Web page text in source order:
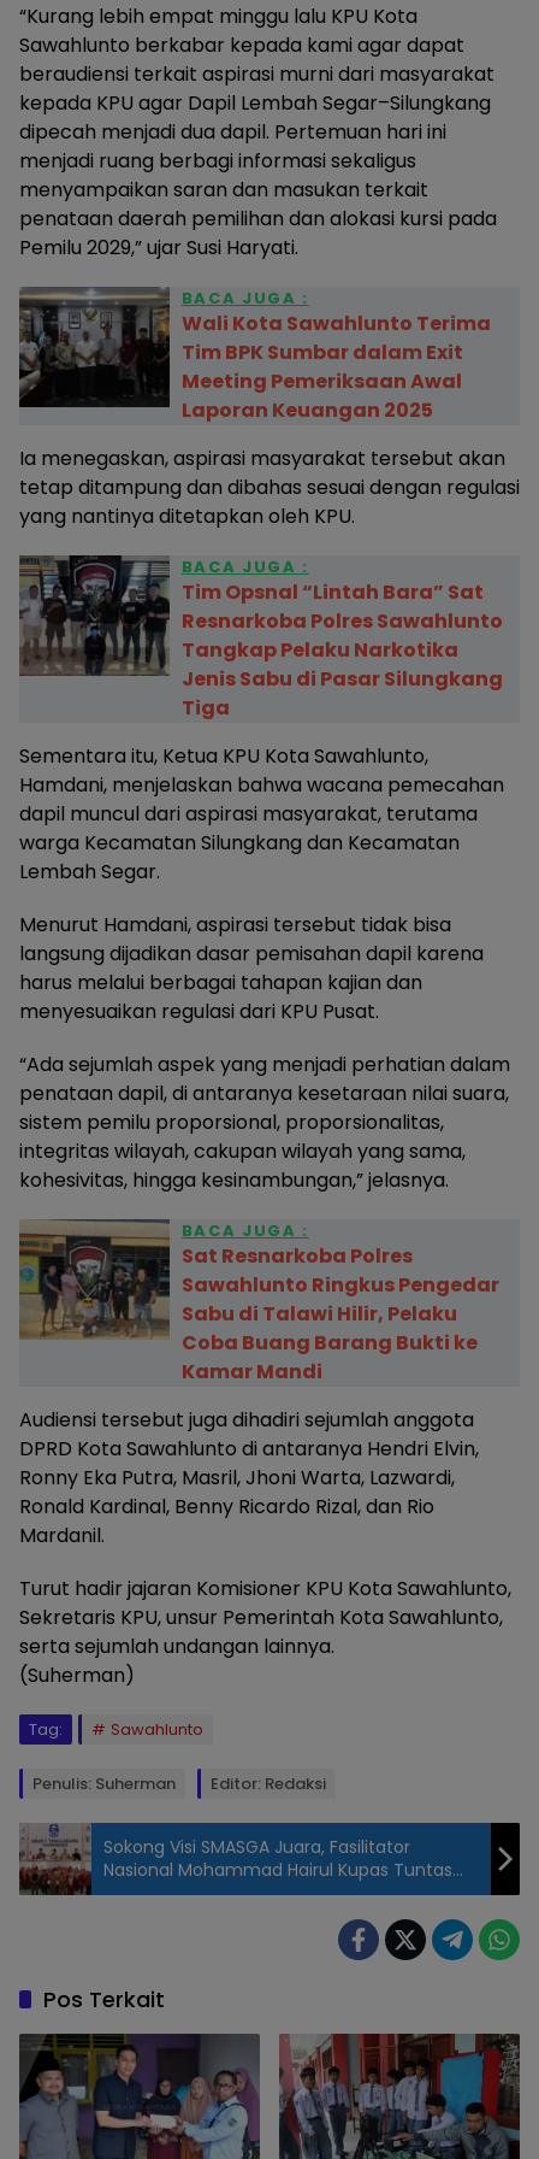
“Kurang lebih empat minggu lalu KPU Kota
Sawahlunto berkabar kepada kami agar dapat
beraudiensi terkait aspirasi murni dari masyarakat
kepada KPU agar Dapil Lembah Segar–Silungkang
dipecah menjadi dua dapil. Pertemuan hari ini
menjadi ruang berbagi informasi sekaligus
menyampaikan saran dan masukan terkait
penataan daerah pemilihan dan alokasi kursi pada
Pemilu 2029,” ujar Susi Haryati.
BACA JUGA :
Wali Kota Sawahlunto Terima
Tim BPK Sumbar dalam Exit
Meeting Pemeriksaan Awal
Laporan Keuangan 2025
Ia menegaskan, aspirasi masyarakat tersebut akan
tetap ditampung dan dibahas sesuai dengan regulasi
yang nantinya ditetapkan oleh KPU.
BACA JUGA :
Tim Opsnal “Lintah Bara” Sat
Resnarkoba Polres Sawahlunto
Tangkap Pelaku Narkotika
Jenis Sabu di Pasar Silungkang
Tiga
Sementara itu, Ketua KPU Kota Sawahlunto,
Hamdani, menjelaskan bahwa wacana pemecahan
dapil muncul dari aspirasi masyarakat, terutama
warga Kecamatan Silungkang dan Kecamatan
Lembah Segar.
Menurut Hamdani, aspirasi tersebut tidak bisa
langsung dijadikan dasar pemisahan dapil karena
harus melalui berbagai tahapan kajian dan
menyesuaikan regulasi dari KPU Pusat.
“Ada sejumlah aspek yang menjadi perhatian dalam
penataan dapil, di antaranya kesetaraan nilai suara,
sistem pemilu proporsional, proporsionalitas,
integritas wilayah, cakupan wilayah yang sama,
kohesivitas, hingga kesinambungan,” jelasnya.
BACA JUGA :
Sat Resnarkoba Polres
Sawahlunto Ringkus Pengedar
Sabu di Talawi Hilir, Pelaku
Coba Buang Barang Bukti ke
Kamar Mandi
Audiensi tersebut juga dihadiri sejumlah anggota
DPRD Kota Sawahlunto di antaranya Hendri Elvin,
Ronny Eka Putra, Masril, Jhoni Warta, Lazwardi,
Ronald Kardinal, Benny Ricardo Rizal, dan Rio
Mardanil.
Turut hadir jajaran Komisioner KPU Kota Sawahlunto,
Sekretaris KPU, unsur Pemerintah Kota Sawahlunto,
serta sejumlah undangan lainnya.
(Suherman)
Tag: Sawahlunto
Penulis: Suherman Editor: Redaksi
audiensi
Kota
Sawahlunto
terkait
penataan
Sokong Visi SMASGA Juara, Fasilitator
Nasional Mohammad Hairul Kupas Tuntas
Strategi Literasi-Numerasi
Pos Terkait